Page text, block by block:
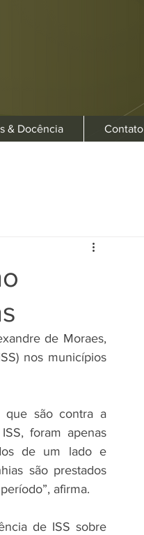
& Docência Contato
de Moraes,
nos municípios
que são contra a
foram apenas
de um lado e
são prestados
afirma.
de ISS sobre